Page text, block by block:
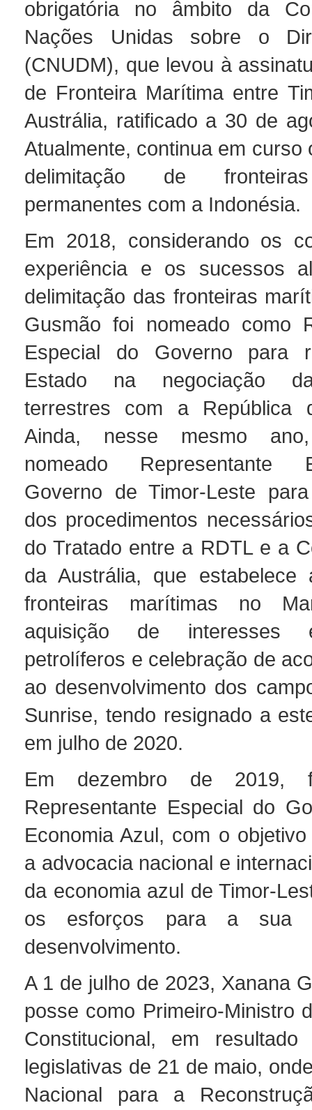
obrigatória no âmbito da
Nações Unidas sobre o
(CNUDM), que levou à
de Fronteira Marítima entre
Austrália, ratificado a 30 de
Atualmente, continua em curso
delimitação de
permanentes com a Indonésia.
Em 2018, considerando os
experiência e os sucessos
delimitação das fronteiras
Gusmão foi nomeado como
Especial do Governo para
Estado na negociação
terrestres com a República
Ainda, nesse mesmo
nomeado Representante
Governo de Timor-Leste
dos procedimentos
do Tratado entre a RDTL e a
da Austrália, que estabelece
fronteiras marítimas no
aquisição de interesses
petrolíferos e celebração de
ao desenvolvimento dos
Sunrise, tendo resignado a
em julho de 2020.
Em dezembro de 2019,
Representante Especial do
Economia Azul, com o
a advocacia nacional e
da economia azul de Timor-
os esforços para a sua
desenvolvimento.
A 1 de julho de 2023, Xanana
posse como Primeiro-Ministro
Constitucional, em
legislativas de 21 de maio,
Nacional para a